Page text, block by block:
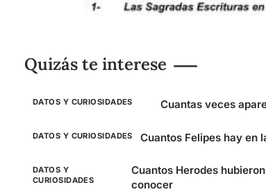
Quizás te interese
DATOS Y CURIOSIDADES Cuantas veces
DATOS Y CURIOSIDADES Cuantos Felipes hay en
DATOS Y
CURIOSIDADES
Cuantos Herodes
conocer